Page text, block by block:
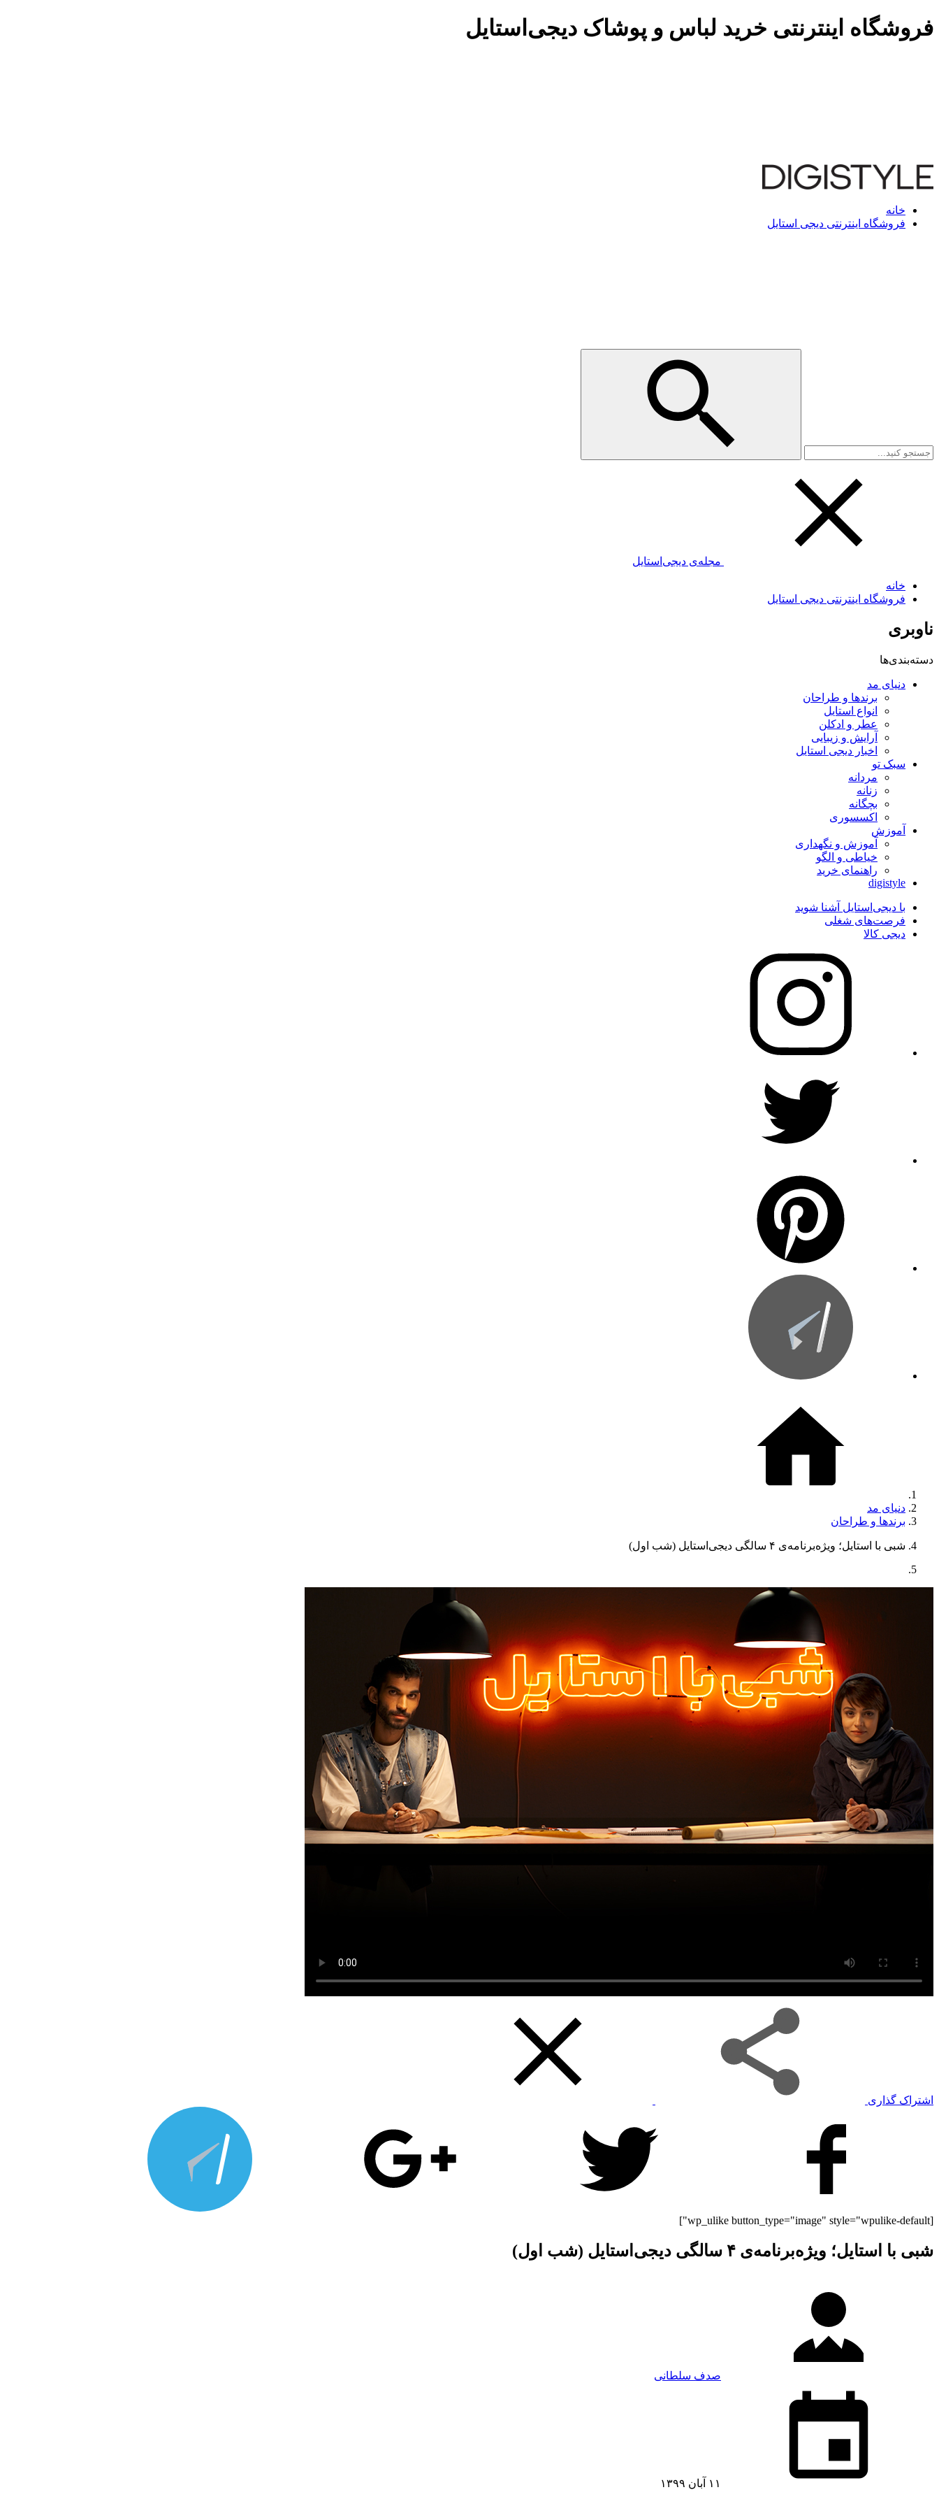
فروشگاه اینترنتی خرید لباس و پوشاک دیجی‌استایل
خانه
فروشگاه اینترنتی دیجی استایل
مجله‌ی دیجی‌استایل
خانه
فروشگاه اینترنتی دیجی استایل
ناوبری
دسته‌بندی‌ها
دنیای مد
برندها و طراحان
انواع استایل
عطر و ادکلن
آرایش و زیبایی
اخبار دیجی استایل
سبک تو
مردانه
زنانه
بچگانه
اکسسوری
آموزش
آموزش و نگهداری
خیاطی و الگو
راهنمای خرید
digistyle
با دیجی‌استایل آشنا شوید
فرصت‌های شغلی
دیجی کالا
دنیای مد
برندها و طراحان
شبی با استایل؛ ویژه‌برنامه‌ی ۴ سالگی دیجی‌استایل (شب اول)
اشتراک گذاری
[wp_ulike button_type="image" style="wpulike-default"]
شبی با استایل؛ ویژه‌برنامه‌ی ۴ سالگی دیجی‌استایل (شب اول)
صدف سلطانی
۱۱ آبان ۱۳۹۹